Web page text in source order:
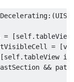
:(
= [self.
= [
[self.tableView
&& path